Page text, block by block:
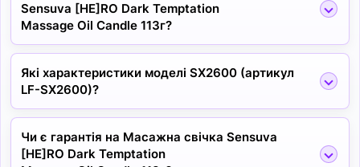
Sensuva [HE]RO Dark Temptation
Massage Oil Candle 113г?
Які характеристики моделі SX2600 (артикул
LF-SX2600)?
Чи є гарантія на Масажна свічка Sensuva
[HE]RO Dark Temptation